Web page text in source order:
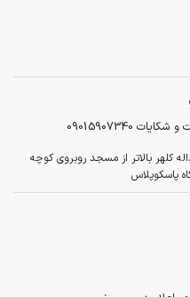
09015907340
کلهر بالاتر از مسجد روبروی کوچه
پاسکوپلاس